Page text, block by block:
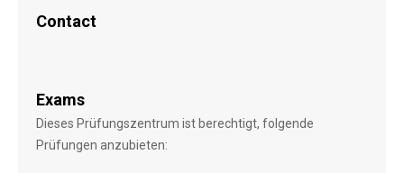
Contact
Exams
Dieses Prüfungszentrum ist berechtigt, folgende
Prüfungen anzubieten: